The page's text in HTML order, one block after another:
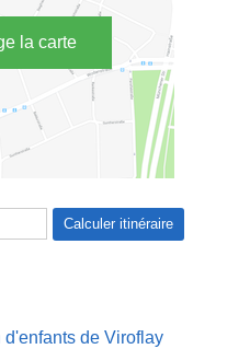
la carte
de Viroflay